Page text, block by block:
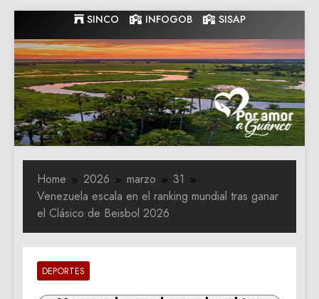
to
content
SINCO INFOGOB SISAP
Gobernacion
de Guarico
Gobernacion de Guarico
Home 2026 marzo
31
Venezuela escala en el ranking mundial tras ganar
el Clásico de Beisbol 2026
DEPORTES